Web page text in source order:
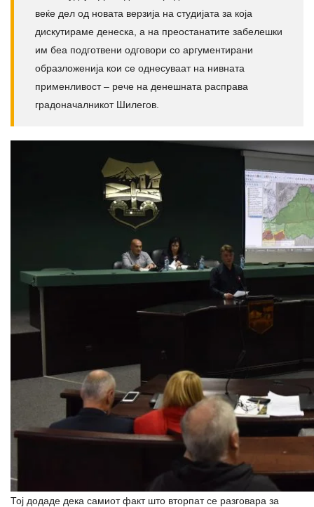
веќе дел од новата верзија на студијата за која
дискутираме денеска, а на преостанатите забелешки
им беа подготвени одговори со аргументирани
образложенија кои се однесуваат на нивната
применливост – рече на денешната расправа
градоначалникот Шилегов.
Тој додаде дека самиот факт што вторпат се разговара за